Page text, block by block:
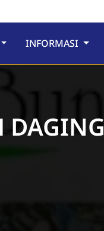
INFORMASI
DAGING